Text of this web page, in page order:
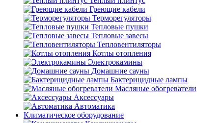
Греющие кабели
Терморегуляторы
Тепловые пушки
Тепловые завесы
Тепловентиляторы
Котлы отопления
Электрокамины
Домашние сауны
Бактерицидные лампы
Масляные обогреватели
Аксессуары
Автоматика
Климатическое оборудование